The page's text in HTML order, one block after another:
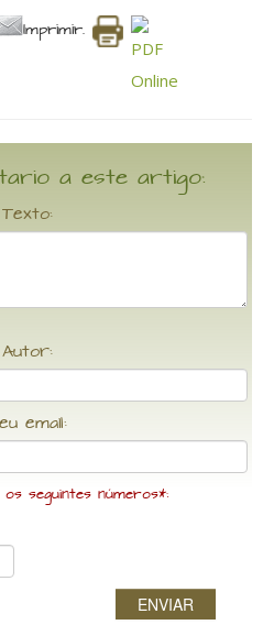
Imprimir.
a este artigo:
Texto:
Autor:
email:
seguintes números*:
ENVIAR